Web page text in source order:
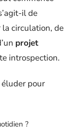
il de
la circulation, de
projet
introspection.
pour
?